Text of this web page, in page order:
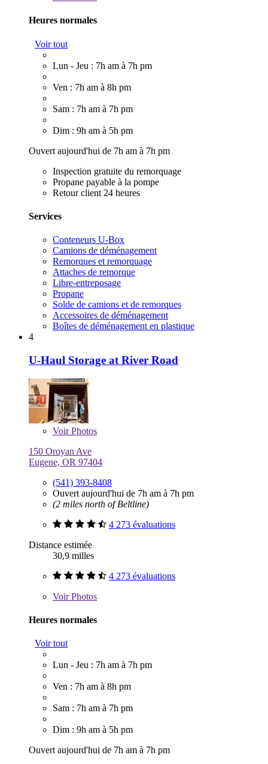
Heures normales
Voir tout
Lun - Jeu : 7h am à 7h pm
Ven : 7h am à 8h pm
Sam : 7h am à 7h pm
Dim : 9h am à 5h pm
Ouvert aujourd'hui de 7h am à 7h pm
Inspection gratuite du remorquage
Propane payable à la pompe
Retour client 24 heures
Services
Conteneurs U-Box
Camions de déménagement
Remorques et remorquage
Attaches de remorque
Libre-entreposage
Propane
Solde de camions et de remorques
Accessoires de déménagement
Boîtes de déménagement en plastique
4
U-Haul Storage at River Road
VoirPhotos
150 Oroyan Ave
Eugene, OR 97404
(541) 393-8408
Ouvert aujourd'hui de 7h am à 7h pm
(2 miles north of Beltline)
4 273 évaluations
Distance estimée
30,9 milles
4 273 évaluations
VoirPhotos
Heures normales
Voir tout
Lun - Jeu : 7h am à 7h pm
Ven : 7h am à 8h pm
Sam : 7h am à 7h pm
Dim : 9h am à 5h pm
Ouvert aujourd'hui de 7h am à 7h pm